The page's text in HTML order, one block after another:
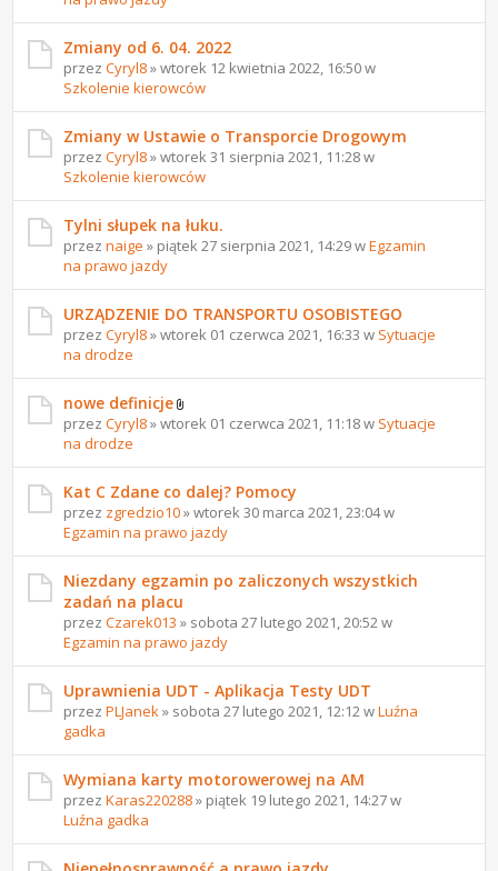
Zmiany od 6. 04. 2022
przezCyryl8» wtorek 12 kwietnia 2022, 16:50 w
Szkolenie kierowców
Zmiany w Ustawie o Transporcie Drogowym
przezCyryl8» wtorek 31 sierpnia 2021, 11:28 w
Szkolenie kierowców
Tylni słupek na łuku.
przeznaige » piątek 27 sierpnia 2021, 14:29 wEgzamin
na prawo jazdy
URZĄDZENIE DO TRANSPORTU OSOBISTEGO
przezCyryl8» wtorek 01 czerwca 2021, 16:33 w Sytuacje
na drodze
nowe definicje
przezCyryl8» wtorek 01 czerwca 2021, 11:18 w Sytuacje
na drodze
Kat C Zdane co dalej? Pomocy
przez zgredzio10» wtorek 30 marca 2021, 23:04 w
Egzamin na prawo jazdy
Niezdany egzamin po zaliczonych wszystkich
zadań na placu
przezCzarek013 » sobota 27 lutego 2021, 20:52 w
Egzamin na prawo jazdy
Uprawnienia UDT - Aplikacja Testy UDT
przezPLJanek » sobota 27 lutego 2021, 12:12 wLuźna
gadka
Wymiana karty motorowerowej na AM
przezKaras220288» piątek 19 lutego 2021, 14:27 w
Luźna gadka